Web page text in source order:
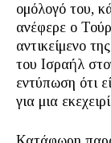
ομόλογό του,
ανέφερε ο
αντικείμενο
του Ισραήλ
εντύπωση ότι
για μια